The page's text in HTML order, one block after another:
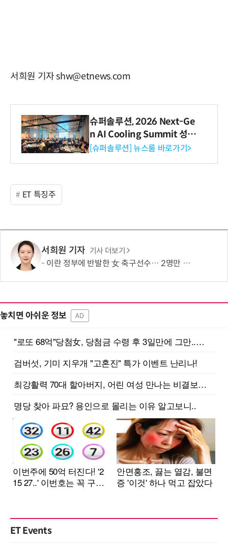
서희원 기자 shw@etnews.com
슈퍼솔루션, 2026 Next-Ge
n AI Cooling Summit 성황
리 성료
[슈퍼솔루션] 뉴스룸 바로가기>
ET 특징주
서희원 기자 기사 더보기
이란 정부에 반발한 女 축구선수… 2명만 호주 시민권 취득
놓치면 아쉬운 정보 AD
ET Events